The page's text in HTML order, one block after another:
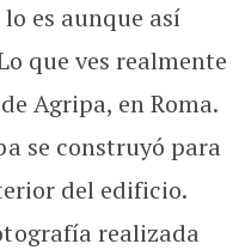
es aunque así
que ves realmente
Agripa, en Roma.
se construyó para
del edificio.
realizada